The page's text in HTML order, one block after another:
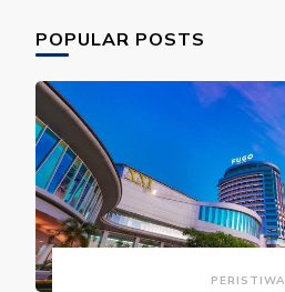
POPULAR POSTS
PERISTIWA